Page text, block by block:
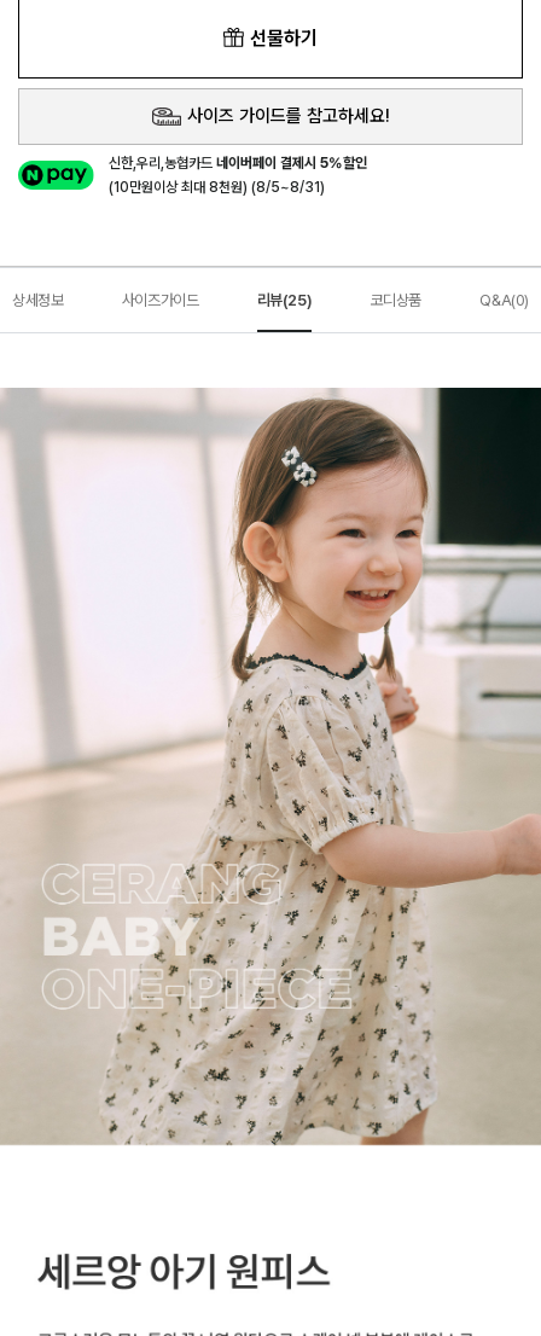
선물하기
사이즈 가이드를 참고하세요!
신한,우리,농협카드네이버페이 결제시 5%할인
(10만원이상 최대 8천원) (8/5~8/31)
상세정보 사이즈가이드 리뷰(25) 코디상품 Q&A(0)